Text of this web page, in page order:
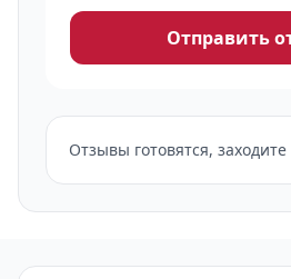
Отправить
Отзывы готовятся,